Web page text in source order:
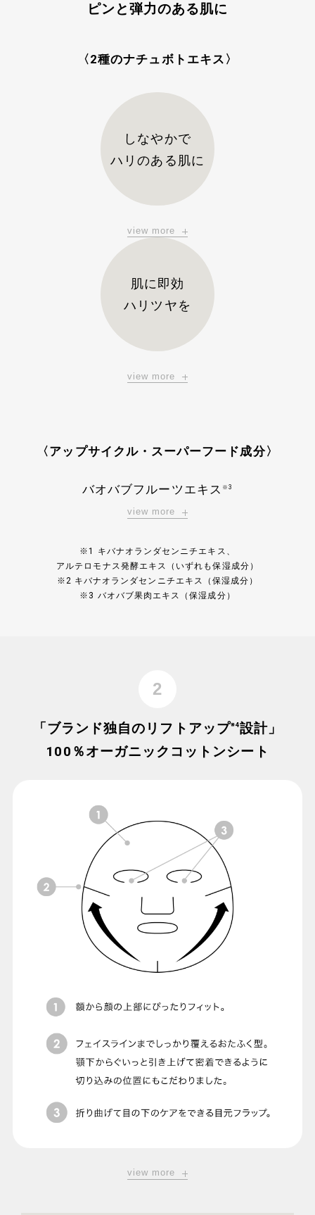
ピンと弾力のある肌に
〈2種のナチュボトエキス〉
しなやかで
ハリのある肌に
view more
肌に即効
ハリツヤを
view more
〈アップサイクル・スーパーフード成分〉
バオバブフルーツエキス ※3
view more
※1 キバナオランダセンニチエキス、
アルテロモナス発酵エキス（いずれも保湿成分）
※2 キバナオランダセンニチエキス（保湿成分）
※3 バオバブ果肉エキス（保湿成分）
2
「ブランド独自のリフトアップ※4設計」
100％オーガニックコットンシート
view more